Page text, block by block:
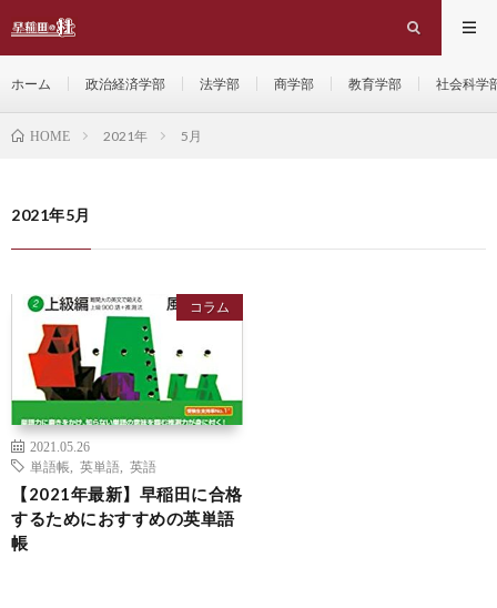
ホーム 政治経済学部 法学部 商学部 教育学部 社会科学
HOME 2021年 5月
2021年5月
コラム
2021.05.26
単語帳
英単語 英語
【2021年最新】早稲田に合格
するためにおすすめの英単語
帳